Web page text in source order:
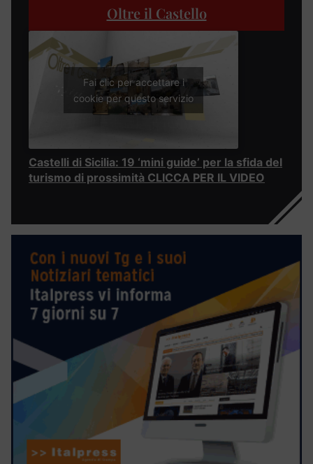
Oltre il Castello
Fai clic per accettare i
cookie per questo servizio
Castelli di Sicilia: 19 ‘mini guide’ per la sfida del
turismo di prossimità CLICCA PER IL VIDEO